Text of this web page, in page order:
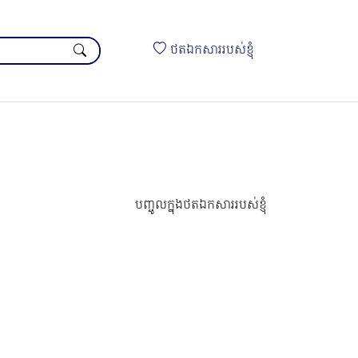
ថតឯកសាររបស់ខ្ញុំ
បញ្ចូលក្នុងថតឯកសាររបស់ខ្ញុំ